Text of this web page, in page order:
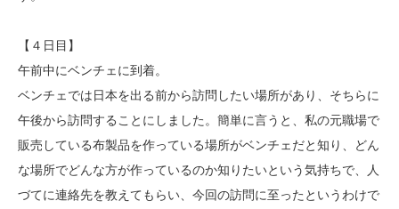
【４日目】
午前中にベンチェに到着。
ベンチェでは日本を出る前から訪問したい場所があり、そちらに
午後から訪問することにしました。簡単に言うと、私の元職場で
販売している布製品を作っている場所がベンチェだと知り、どん
な場所でどんな方が作っているのか知りたいという気持ちで、人
づてに連絡先を教えてもらい、今回の訪問に至ったというわけで